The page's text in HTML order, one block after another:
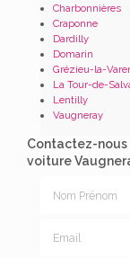
Charbonnières
Craponne
Dardilly
Domarin
Grézieu-la-
La Tour-de-
Lentilly
Vaugneray
Contactez-
voiture